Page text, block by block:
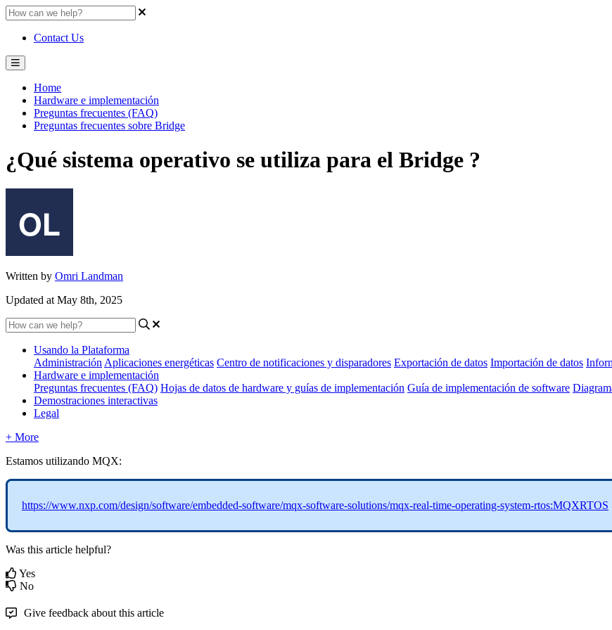
Contact Us
Home
Hardware e implementación
Preguntas frecuentes (FAQ)
Preguntas frecuentes sobre Bridge
¿Qué sistema operativo se utiliza para el Bridge ?
Written by Omri Landman
Updated at May 8th, 2025
Usando la Plataforma
Administración Aplicaciones energéticas Centro de notificaciones y disparadores Exportación de datos Importación de datos
Hardware e implementación
Preguntas frecuentes (FAQ) Hojas de datos de hardware y guías de implementación Guía de implementación de software
Demostraciones interactivas
Legal
+ More
Estamos utilizando MQX:
https://www.nxp.com/design/software/embedded-software/mqx-software-solutions/mqx-real-time-operating-system-rtos:MQXRTOS
Was this article helpful?
Yes
No
Give feedback about this article